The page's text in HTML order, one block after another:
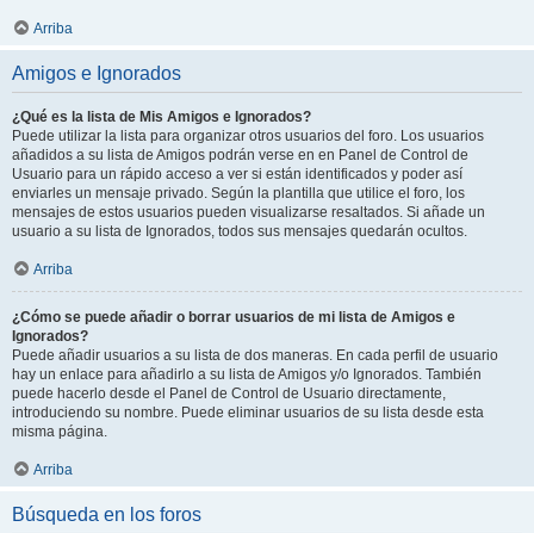
Arriba
Amigos e Ignorados
¿Qué es la lista de Mis Amigos e Ignorados?
Puede utilizar la lista para organizar otros usuarios del foro. Los usuarios
añadidos a su lista de Amigos podrán verse en en Panel de Control de
Usuario para un rápido acceso a ver si están identificados y poder así
enviarles un mensaje privado. Según la plantilla que utilice el foro, los
mensajes de estos usuarios pueden visualizarse resaltados. Si añade un
usuario a su lista de Ignorados, todos sus mensajes quedarán ocultos.
Arriba
¿Cómo se puede añadir o borrar usuarios de mi lista de Amigos e
Ignorados?
Puede añadir usuarios a su lista de dos maneras. En cada perfil de usuario
hay un enlace para añadirlo a su lista de Amigos y/o Ignorados. También
puede hacerlo desde el Panel de Control de Usuario directamente,
introduciendo su nombre. Puede eliminar usuarios de su lista desde esta
misma página.
Arriba
Búsqueda en los foros